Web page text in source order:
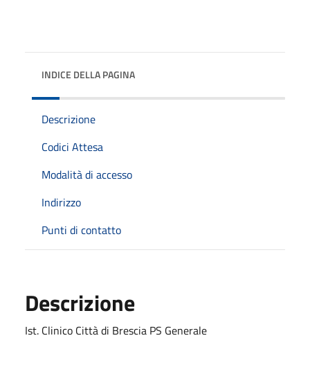
INDICE DELLA PAGINA
Descrizione
Codici Attesa
Modalità di accesso
Indirizzo
Punti di contatto
Descrizione
Ist. Clinico Città di Brescia PS Generale